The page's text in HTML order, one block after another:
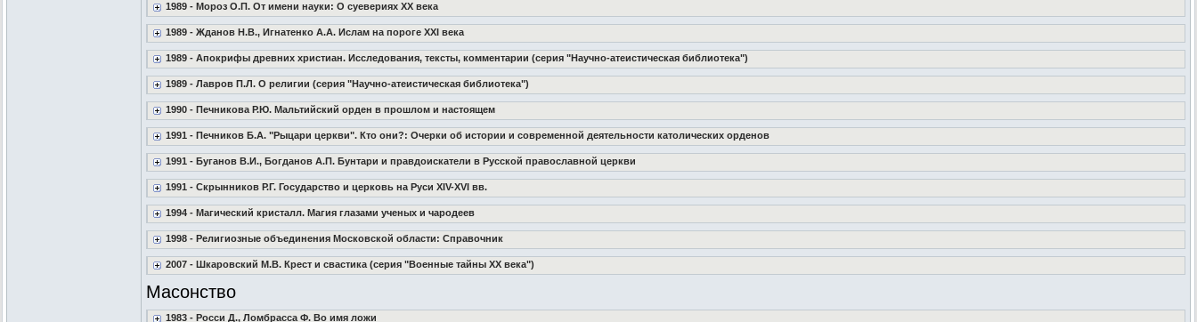
1989 - Мороз О.П. От имени науки: О суевериях XX века
1989 - Жданов Н.В., Игнатенко А.А. Ислам на пороге XXI века
1989 - Апокрифы древних христиан. Исследования, тексты, комментарии (серия "Научно-атеистическая библиотека")
1989 - Лавров П.Л. О религии (серия "Научно-атеистическая библиотека")
1990 - Печникова Р.Ю. Мальтийский орден в прошлом и настоящем
1991 - Печников Б.А. "Рыцари церкви". Кто они?: Очерки об истории и современной деятельности католических орденов
1991 - Буганов В.И., Богданов А.П. Бунтари и правдоискатели в Русской православной церкви
1991 - Скрынников Р.Г. Государство и церковь на Руси XIV-XVI вв.
1994 - Магический кристалл. Магия глазами ученых и чародеев
1998 - Религиозные объединения Московской области: Справочник
2007 - Шкаровский М.В. Крест и свастика (серия "Военные тайны XX века")
Масонство
1983 - Росси Д., Ломбрасса Ф. Во имя ложи